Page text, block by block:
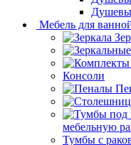
Мебель для
Консоли
мебельную
Тумбы с